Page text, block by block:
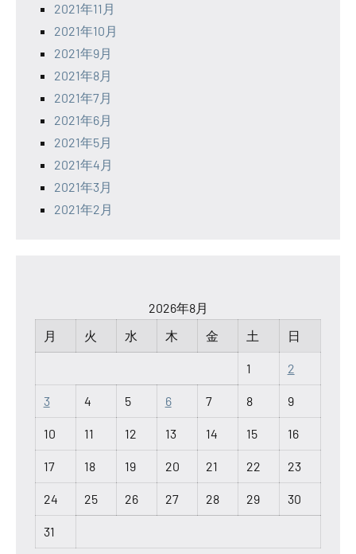
2021年11月
2021年10月
2021年9月
2021年8月
2021年7月
2021年6月
2021年5月
2021年4月
2021年3月
2021年2月
2026年8月
月
火 水 木 金 土 日
1 2
3 4 5 6 7 8 9
10 11 12 13 14 15 16
17 18 19 20 21 22 23
24 25 26 27 28 29 30
31